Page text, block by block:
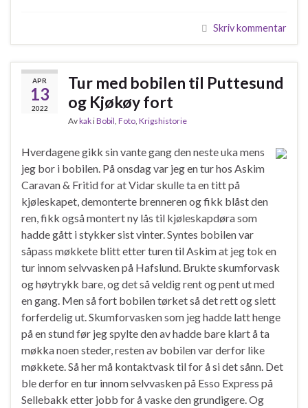
Skriv kommentar
APR
13
2022
Tur med bobilen til Puttesund
og Kjøkøy fort
AvkakiBobil Foto Krigshistorie
Hverdagene gikk sin vante gang den neste uka mens
jeg bor i bobilen. På onsdag var jeg en tur hos Askim
Caravan & Fritid for at Vidar skulle ta en titt på
kjøleskapet, demonterte brenneren og fikk blåst den
ren, fikk også montert ny lås til kjøleskapdøra som
hadde gått i stykker sist vinter. Syntes bobilen var
såpass møkkete blitt etter turen til Askim at jeg tok en
tur innom selvvasken på Hafslund. Brukte skumforvask
og høytrykk bare, og det så veldig rent og pent ut med
en gang. Men så fort bobilen tørket så det rett og slett
forferdelig ut. Skumforvasken som jeg hadde latt henge
på en stund før jeg spylte den av hadde bare klart å ta
møkka noen steder, resten av bobilen var derfor like
møkkete. Så her må kontaktvask til for å si det sånn. Det
ble derfor en tur innom selvvasken på Esso Express på
Sellebakk etter jobb for å vaske den grundigere. Og